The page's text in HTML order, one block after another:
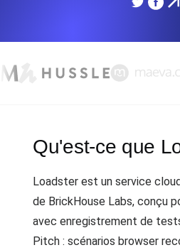
Qu'est-ce que
Loadster est un service
de BrickHouse Labs, conçu
avec enregistrement de
Pitch : scénarios browser